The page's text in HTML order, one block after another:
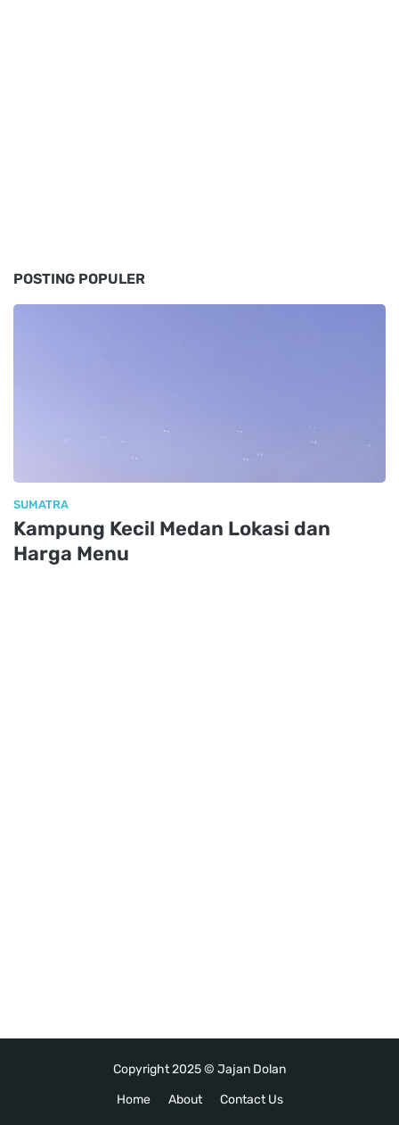
POSTING POPULER
SUMATRA
Kampung Kecil Medan Lokasi dan
Harga Menu
Copyright 2025 © Jajan Dolan
Home
About Contact Us